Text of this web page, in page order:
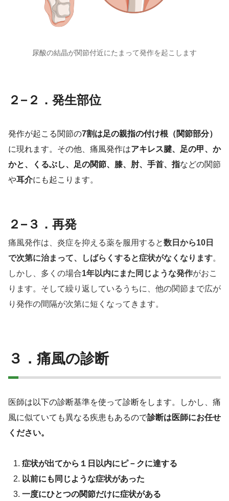
尿酸の結晶が関節付近にたまって発作を起こします
２−２．発生部位
発作が起こる関節の7割は足の親指の付け根（関節部分）
に現れます。その他、痛風発作はアキレス腱、足の甲、か
かと、くるぶし、足の関節、膝、肘、手首、指などの関節
や耳介にも起こります。
２−３．再発
痛風発作は、炎症を抑える薬を服用すると数日から10 日
で次第に治まって、しばらくすると症状がなくなります。
しかし、多くの場合1年以内にまた同じような発作がおこ
ります。そして繰り返しているうちに、他の関節まで広が
り発作の間隔が次第に短くなってきます。
３．痛風の診断
医師は以下の診断基準を使って診断をします。しかし、痛
風に似ていても異なる疾患もあるので診断は医師にお任せ
ください。
症状が出てから１日以内にピ－クに達する
以前にも同じような症状があった
一度にひとつの関節だけに症状がある